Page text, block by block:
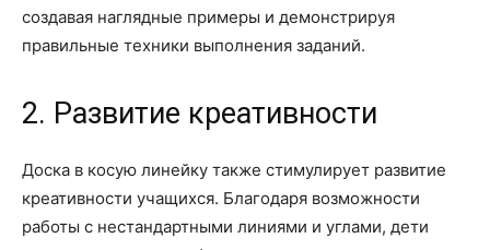
создавая наглядные примеры и демонстрируя
правильные техники выполнения заданий.
2. Развитие креативности
Доска в косую линейку также стимулирует развитие
креативности учащихся. Благодаря возможности
работы с нестандартными линиями и углами, дети